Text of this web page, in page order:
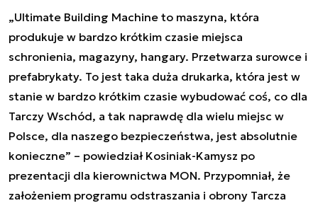
„Ultimate Building Machine to maszyna, która
produkuje w bardzo krótkim czasie miejsca
schronienia, magazyny, hangary. Przetwarza surowce i
prefabrykaty. To jest taka duża drukarka, która jest w
stanie w bardzo krótkim czasie wybudować coś, co dla
Tarczy Wschód, a tak naprawdę dla wielu miejsc w
Polsce, dla naszego bezpieczeństwa, jest absolutnie
konieczne” – powiedział Kosiniak-Kamysz po
prezentacji dla kierownictwa MON. Przypomniał, że
założeniem programu odstraszania i obrony Tarcza